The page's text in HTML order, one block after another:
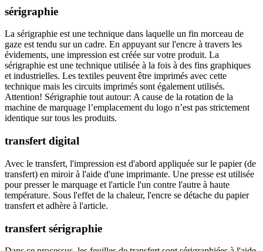
sérigraphie
La sérigraphie est une technique dans laquelle un fin morceau de
gaze est tendu sur un cadre. En appuyant sur l'encre à travers les
évidements, une impression est créée sur votre produit. La
sérigraphie est une technique utilisée à la fois à des fins graphiques
et industrielles. Les textiles peuvent être imprimés avec cette
technique mais les circuits imprimés sont également utilisés.
Attention! Sérigraphie tout autour: A cause de la rotation de la
machine de marquage l’emplacement du logo n’est pas strictement
identique sur tous les produits.
transfert digital
Avec le transfert, l'impression est d'abord appliquée sur le papier (de
transfert) en miroir à l'aide d'une imprimante. Une presse est utilisée
pour presser le marquage et l'article l'un contre l'autre à haute
température. Sous l'effet de la chaleur, l'encre se détache du papier
transfert et adhère à l'article.
transfert sérigraphie